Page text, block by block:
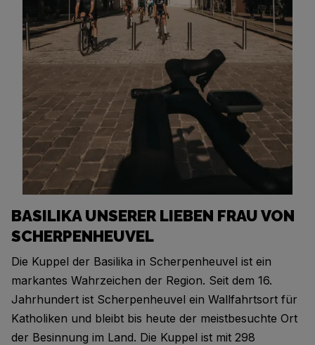
BASILIKA UNSERER LIEBEN FRAU VON
SCHERPENHEUVEL
Die Kuppel der Basilika in Scherpenheuvel ist ein
markantes Wahrzeichen der Region. Seit dem 16.
Jahrhundert ist Scherpenheuvel ein Wallfahrtsort für
Katholiken und bleibt bis heute der meistbesuchte Ort
der Besinnung im Land. Die Kuppel ist mit 298